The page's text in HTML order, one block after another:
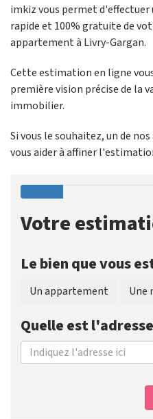
imkiz vous permet
rapide et 100% gratuite de
appartement à Livry-Gargan.
Cette estimation en ligne
première vision précise de la
immobilier.
Si vous le souhaitez, un de
vous aider à affiner
Votre
Le bien que vous
Un appartement Une
Quelle est